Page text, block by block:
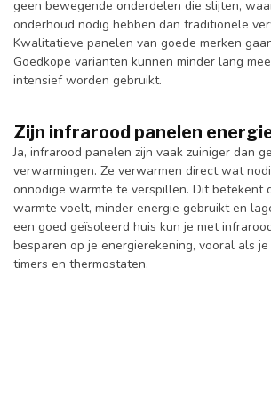
geen bewegende onderdelen die slijten,
onderhoud nodig hebben dan traditionele
Kwalitatieve panelen van goede merken
Goedkope varianten kunnen minder lang
intensief worden gebruikt.
Zijn infrarood panelen
Ja, infrarood panelen zijn vaak zuiniger dan
verwarmingen. Ze verwarmen direct wat
onnodige warmte te verspillen. Dit betekent
warmte voelt, minder energie gebruikt en
een goed geïsoleerd huis kun je met
besparen op je energierekening, vooral als
timers en thermostaten.